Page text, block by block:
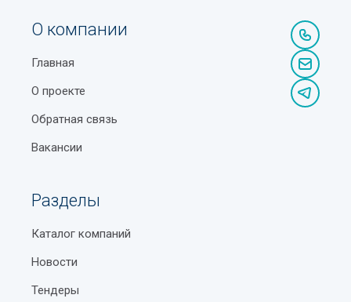
О компании
Главная
О проекте
Обратная связь
Вакансии
Разделы
Каталог компаний
Новости
Тендеры